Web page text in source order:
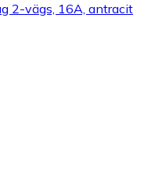
2-vägs, 16A, antracit